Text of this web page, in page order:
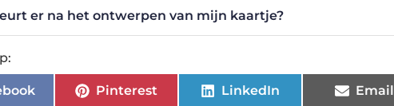
er na het ontwerpen van mijn kaartje?
Pinterest LinkedIn Email